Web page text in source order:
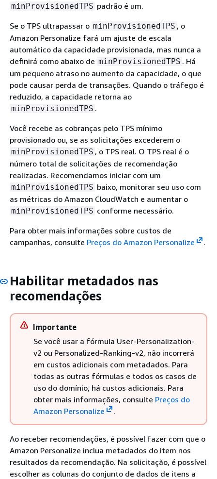
minProvisionedTPS padrão é um.
Se o TPS ultrapassar o minProvisionedTPS , o
Amazon Personalize fará um ajuste de escala
automático da capacidade provisionada, mas nunca a
definirá como abaixo de minProvisionedTPS . Há
um pequeno atraso no aumento da capacidade, o que
pode causar perda de transações. Quando o tráfego é
reduzido, a capacidade retorna ao
minProvisionedTPS .
Você recebe as cobranças pelo TPS mínimo
provisionado ou, se as solicitações excederem o
minProvisionedTPS , o TPS real. O TPS real é o
número total de solicitações de recomendação
realizadas. Recomendamos iniciar com um
minProvisionedTPS baixo, monitorar seu uso com
as métricas do Amazon CloudWatch e aumentar o
minProvisionedTPS conforme necessário.
Para obter mais informações sobre custos de
campanhas, consulte Preços do Amazon Personalize .
Habilitar metadados nas
recomendações
Importante
Se você usar a fórmula User-Personalization-
v2 ou Personalized-Ranking-v2, não incorrerá
em custos adicionais com metadados. Para
todas as outras fórmulas e todos os casos de
uso do domínio, há custos adicionais. Para
obter mais informações, consulte Preços do
Amazon Personalize
.
Ao receber recomendações, é possível fazer com que o
Amazon Personalize inclua metadados do item nos
resultados da recomendação. Na solicitação, é possível
escolher as colunas do conjunto de dados de itens a